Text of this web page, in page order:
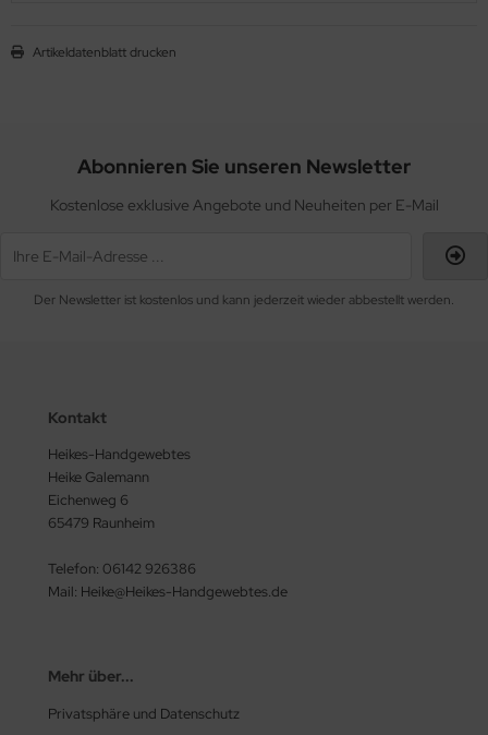
Artikeldatenblatt drucken
Abonnieren Sie unseren Newsletter
Kostenlose exklusive Angebote und Neuheiten per E-Mail
Der Newsletter ist kostenlos und kann jederzeit wieder abbestellt werden.
Kontakt
Heikes-Handgewebtes
Heike Galemann
Eichenweg 6
65479 Raunheim
Telefon: 06142 926386
Mail: Heike@Heikes-Handgewebtes.de
Mehr über...
Privatsphäre und Datenschutz